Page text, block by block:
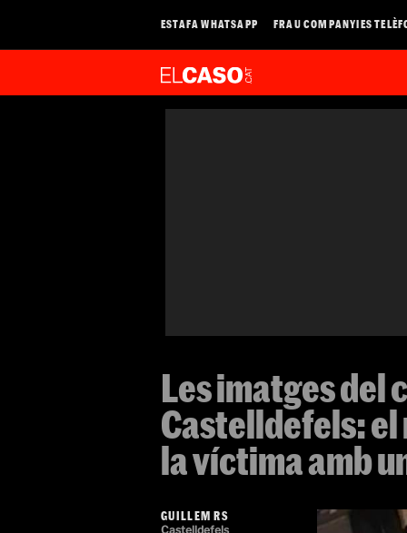
ESTAFA WHATSAPP FRAU COMPANYIES
Les imatges del
Castelldefels:
la víctima amb
GUILLEM RS
Castelldefels